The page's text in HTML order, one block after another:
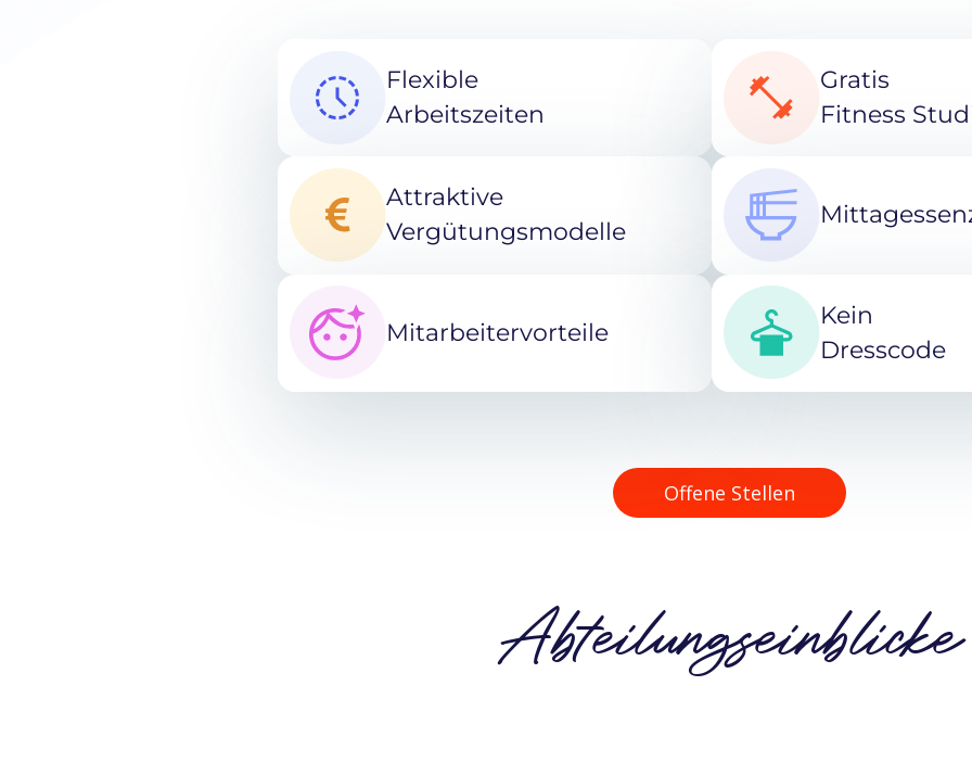
Flexible
Arbeitszeiten
Attraktive
Vergütungsmodelle
Mitarbeitervorteile
Gratis
Fitness
Kein
Dresscode
Offene Stellen
Abteilungseinblicke